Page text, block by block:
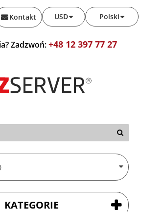
Polski
USD
Kontakt
Zadzwoń:+48 12 397 77 27
KATEGORIE